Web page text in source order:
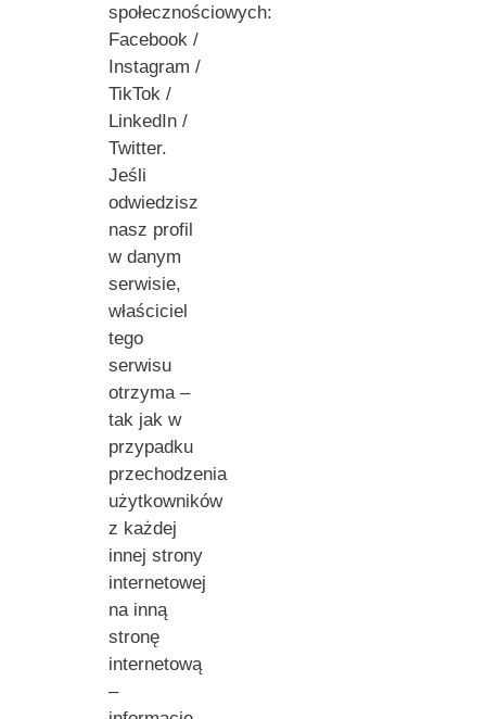
społecznościowych:
Facebook /
Instagram /
TikTok /
LinkedIn /
Twitter.
Jeśli
odwiedzisz
nasz profil
w danym
serwisie,
właściciel
tego
serwisu
otrzyma –
tak jak w
przypadku
przechodzenia
użytkowników
z każdej
innej strony
internetowej
na inną
stronę
internetową
–